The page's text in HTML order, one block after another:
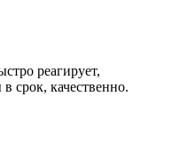
реагирует,
срок, качественно.